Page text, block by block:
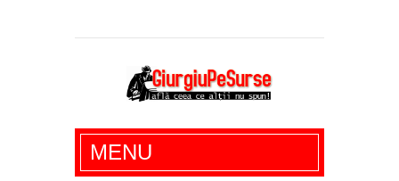
Giurgiu Pe Surse – actualitate giurgiu,
administratie giurgiu, stiri politice, social
MENU